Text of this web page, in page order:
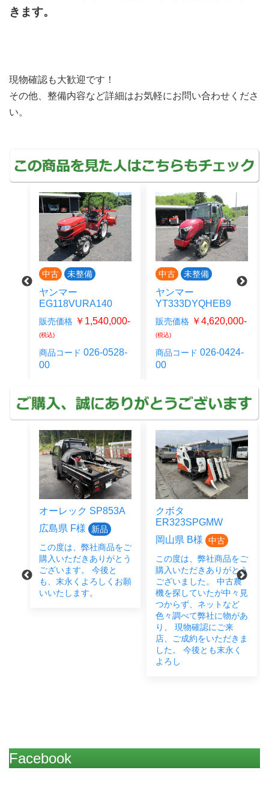
きます。
現物確認も大歓迎です！
その他、整備内容など詳細はお気軽にお問い合わせくださ
い。
中古 未整備
ヤンマー
EG118VURA140
販売価格 ￥1,540,000-
(税込)
商品コード026-0528-
00
中古 未整備
ヤンマー
YT333DYQHEB9
販売価格 ￥4,620,000-
(税込)
商品コード026-0424-
00
オーレック SP853A
広島県 F様 新品
この度は、弊社商品をご
購入いただきありがとう
ございます。 今後と
も、末永くよろしくお願
いいたします。
クボタ
ER323SPGMW
岡山県 B様 中古
この度は、弊社商品をご
購入いただきありがとう
ございました。 中古農
機を探していたが中々見
つからず、ネットなど
色々調べて弊社に物があ
り、 現物確認にご来
店、ご成約をいただきま
した。 今後とも末永く
よろし
Facebook